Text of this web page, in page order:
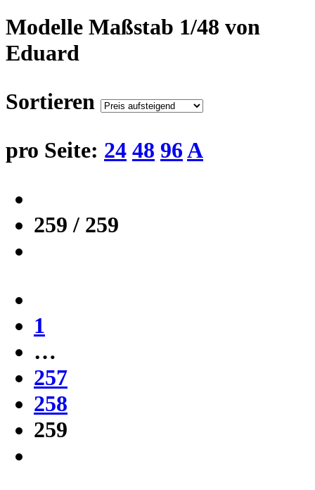
Modelle Maßstab 1/48 von
Eduard
Sortieren
pro Seite: 24 48 96A
259 / 259
1
…
257
258
259